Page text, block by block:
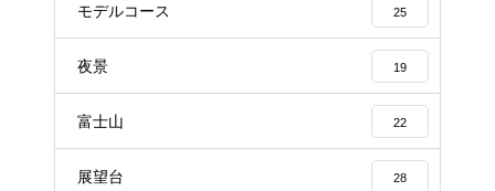
モデルコース 25
夜景 19
富士山 22
展望台 28